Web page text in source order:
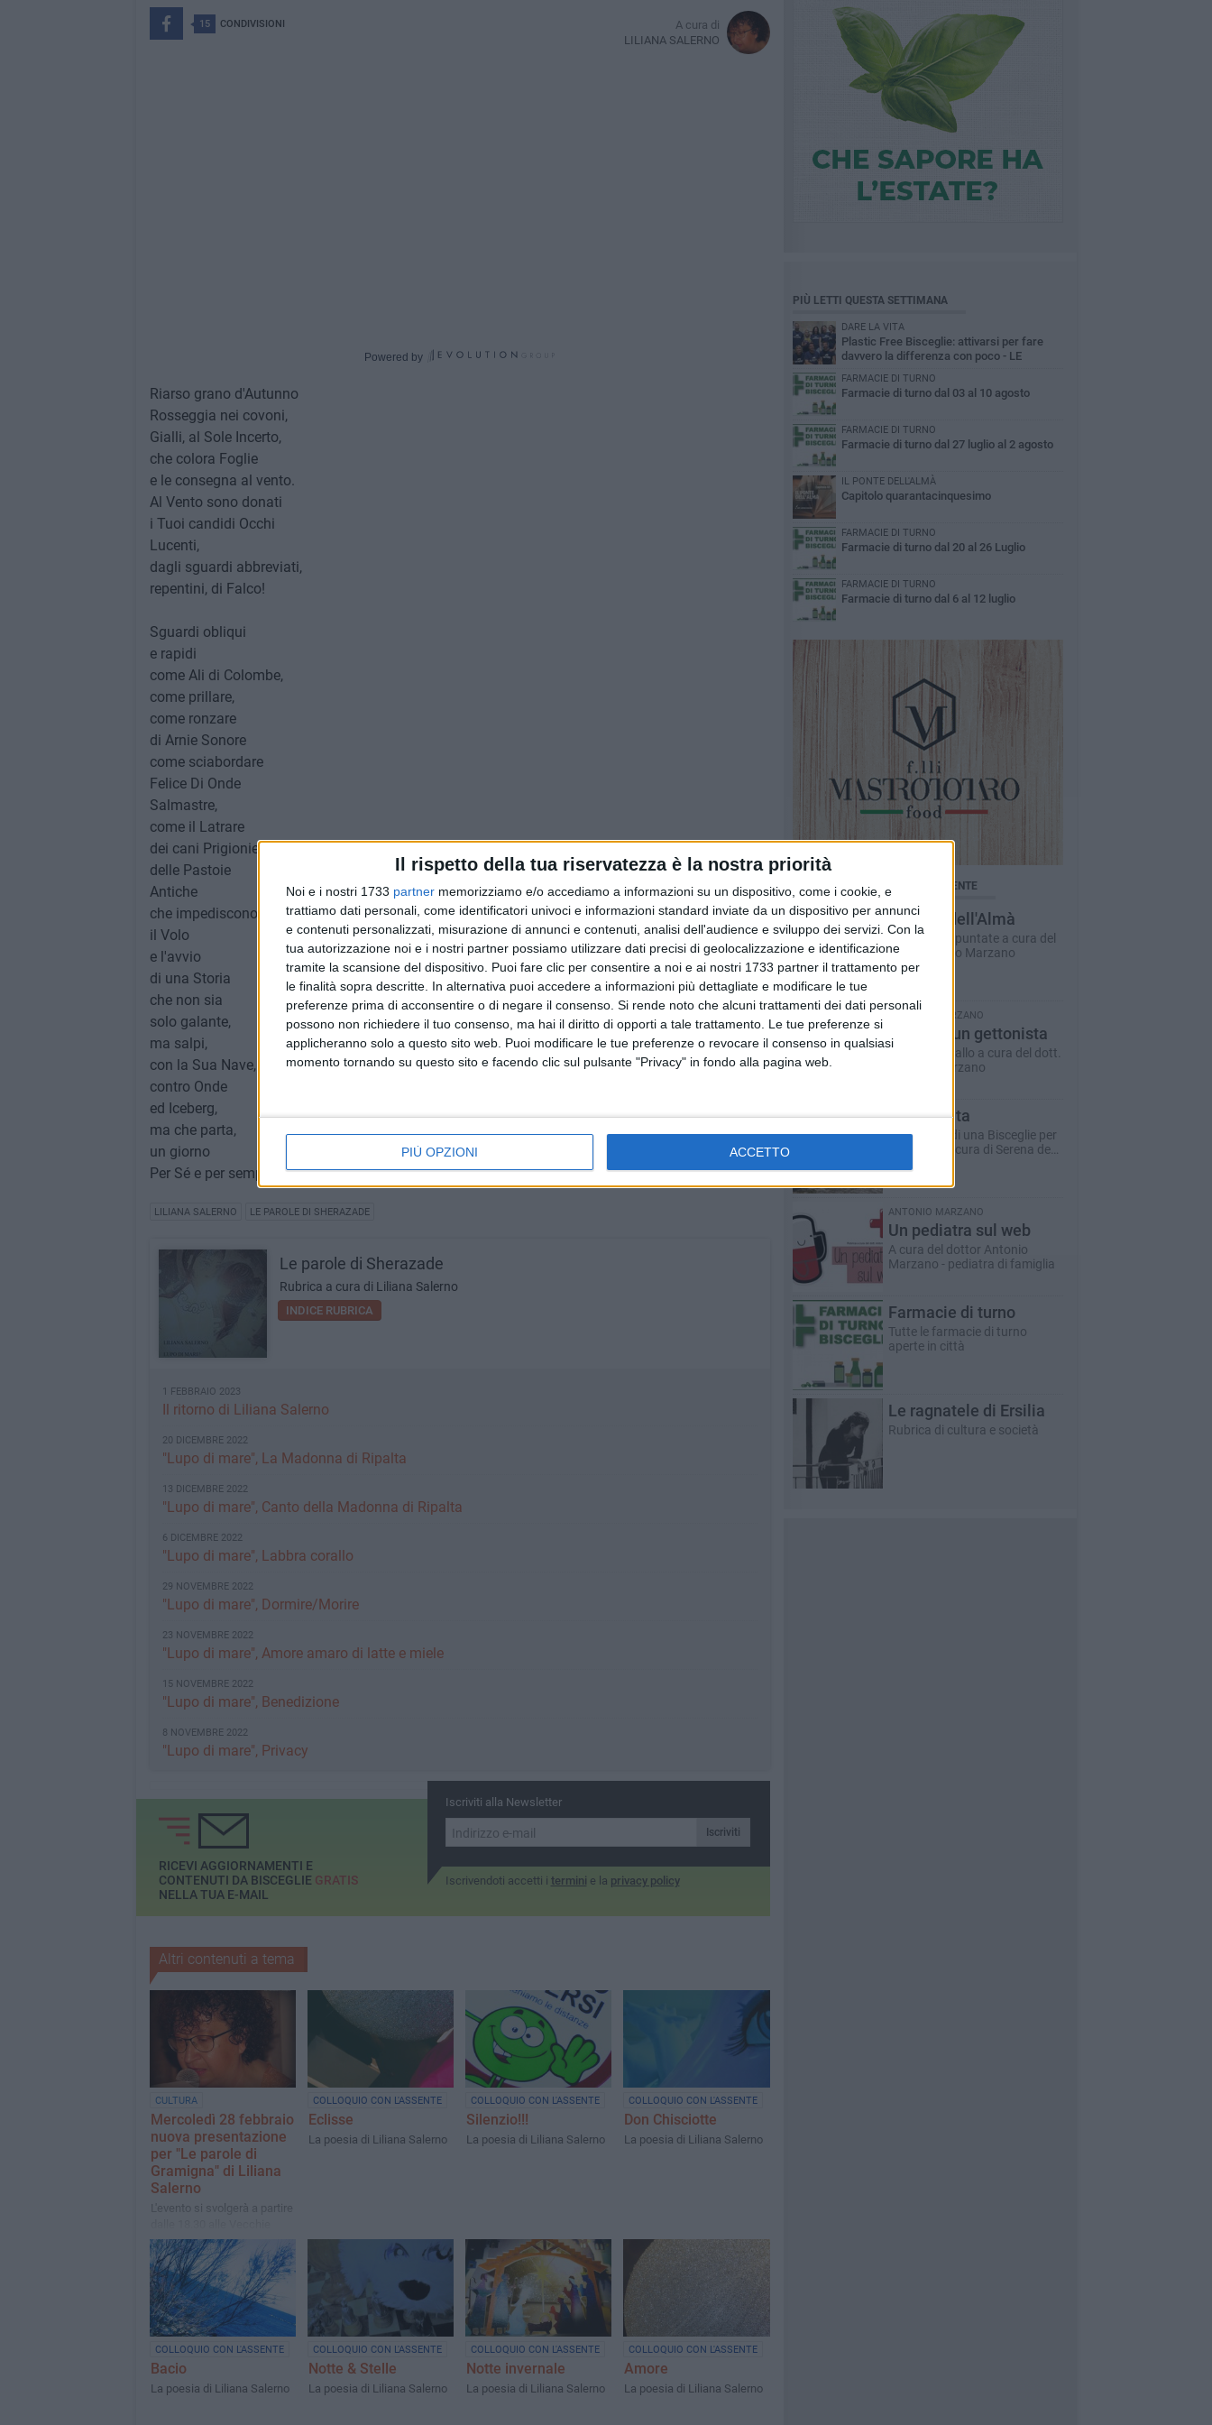
Il rispetto della tua riservatezza è la nostra priorità
Noi e i nostri 1733 partner memorizziamo e/o accediamo a informazioni su un dispositivo, come i cookie, e
trattiamo dati personali, come identificatori univoci e informazioni standard inviate da un dispositivo per annunci
e contenuti personalizzati, misurazione di annunci e contenuti, analisi dell'audience e sviluppo dei servizi. Con la
tua autorizzazione noi e i nostri partner possiamo utilizzare dati precisi di geolocalizzazione e identificazione
tramite la scansione del dispositivo. Puoi fare clic per consentire a noi e ai nostri 1733 partner il trattamento per
le finalità sopra descritte. In alternativa puoi accedere a informazioni più dettagliate e modificare le tue
preferenze prima di acconsentire o di negare il consenso. Si rende noto che alcuni trattamenti dei dati personali
possono non richiedere il tuo consenso, ma hai il diritto di opporti a tale trattamento. Le tue preferenze si
applicheranno solo a questo sito web. Puoi modificare le tue preferenze o revocare il consenso in qualsiasi
momento tornando su questo sito e facendo clic sul pulsante "Privacy" in fondo alla pagina web.
PIÙ OPZIONI ACCETTO
15 CONDIVISIONI
A cura di
LILIANA SALERNO
Powered by
Riarso grano d'Autunno
Rosseggia nei covoni,
Gialli, al Sole Incerto,
che colora Foglie
e le consegna al vento.
Al Vento sono donati
i Tuoi candidi Occhi
Lucenti,
dagli sguardi abbreviati,
repentini, di Falco!
Sguardi obliqui
e rapidi
come Ali di Colombe,
come prillare,
come ronzare
di Arnie Sonore
come sciabordare
Felice Di Onde
Salmastre,
come il Latrare
dei cani Prigionieri
delle Pastoie
Antiche
che impediscono
il Volo
e l'avvio
di una Storia
che non sia
solo galante,
ma salpi,
con la Sua Nave,
contro Onde
ed Iceberg,
ma che parta,
un giorno
Per Sé e per sempre.
LILIANA SALERNO LE PAROLE DI SHERAZADE
Le parole di Sherazade
Rubrica a cura di Liliana Salerno
INDICE RUBRICA
1 FEBBRAIO 2023
Il ritorno di Liliana Salerno
20 DICEMBRE 2022
"Lupo di mare", La Madonna di Ripalta
13 DICEMBRE 2022
"Lupo di mare", Canto della Madonna di Ripalta
6 DICEMBRE 2022
"Lupo di mare", Labbra corallo
29 NOVEMBRE 2022
"Lupo di mare", Dormire/Morire
23 NOVEMBRE 2022
"Lupo di mare", Amore amaro di latte e miele
15 NOVEMBRE 2022
"Lupo di mare", Benedizione
8 NOVEMBRE 2022
"Lupo di mare", Privacy
Iscriviti alla Newsletter
Iscriviti
Iscrivendoti accetti i termini e la privacy policy
RICEVI AGGIORNAMENTI E
CONTENUTI DA BISCEGLIE GRATIS
NELLA TUA E-MAIL
Altri contenuti a tema
CULTURA
Mercoledì 28 febbraio
nuova presentazione
per "Le parole di
Gramigna" di Liliana
Salerno
L'evento si svolgerà a partire
Segherie Mastrototaro
COLLOQUIO CON L'ASSENTE
Eclisse
La poesia di Liliana Salerno
COLLOQUIO CON L'ASSENTE
Silenzio!!!
La poesia di Liliana Salerno
COLLOQUIO CON L'ASSENTE
Don Chisciotte
La poesia di Liliana Salerno
COLLOQUIO CON L'ASSENTE
Bacio
La poesia di Liliana Salerno
COLLOQUIO CON L'ASSENTE
Notte & Stelle
La poesia di Liliana Salerno
COLLOQUIO CON L'ASSENTE
Notte invernale
La poesia di Liliana Salerno
COLLOQUIO CON L'ASSENTE
Amore
La poesia di Liliana Salerno
PIÙ LETTI QUESTA SETTIMANA
DARE LA VITA
Plastic Free Bisceglie: attivarsi per fare
davvero la differenza con poco - LE
FARMACIE DI TURNO
Farmacie di turno dal 03 al 10 agosto
FARMACIE DI TURNO
Farmacie di turno dal 27 luglio al 2 agosto
IL PONTE DELL'ALMÀ
Capitolo quarantacinquesimo
FARMACIE DI TURNO
Farmacie di turno dal 20 al 26 Luglio
FARMACIE DI TURNO
Farmacie di turno dal 6 al 12 luglio
RUBRICHE AGGIORNATE DI RECENTE
Il Ponte dell'Almà
Romanzo a puntate a cura del
dott. Antonio Marzano
ANTONIO MARZANO
Morte di un gettonista
Racconto giallo a cura del dott.
Antonio Marzano
Dare la vita
Il racconto di una Bisceglie per
il Sociale - a cura di Serena de
ANTONIO MARZANO
Un pediatra sul web
A cura del dottor Antonio
Marzano - pediatra di famiglia
Farmacie di turno
Tutte le farmacie di turno
aperte in città
Le ragnatele di Ersilia
Rubrica di cultura e società